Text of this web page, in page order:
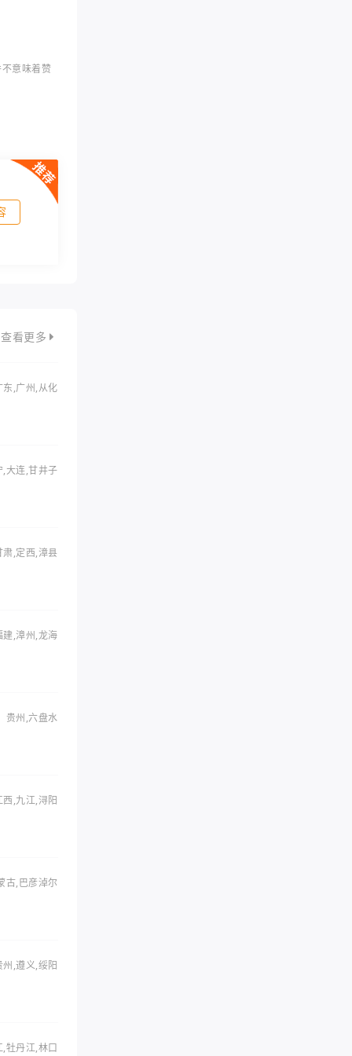
意味着赞
查看更多
东,广州,从化
,大连,甘井子
肃,定西,漳县
建,漳州,龙海
贵州,六盘水
西,九江,浔阳
古,巴彦淖尔
州,遵义,绥阳
,牡丹江,林口